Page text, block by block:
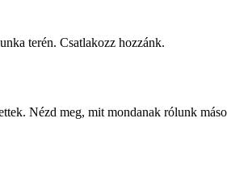
terén. Csatlakozz hozzánk.
Nézd meg, mit mondanak rólunk